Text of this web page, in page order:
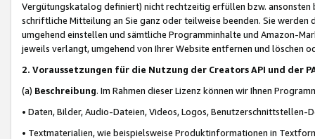
Vergütungskatalog definiert) nicht rechtzeitig erfüllen bzw. ansonsten
schriftliche Mitteilung an Sie ganz oder teilweise beenden. Sie werden
umgehend einstellen und sämtliche Programminhalte und Amazon-
jeweils verlangt, umgehend von Ihrer Website entfernen und löschen
2. Voraussetzungen für die Nutzung der Creators API und der
(a) Beschreibung. Im Rahmen dieser Lizenz können wir Ihnen
• Daten, Bilder, Audio-Dateien, Videos, Logos, Benutzerschnittstellen-
• Textmaterialien, wie beispielsweise Produktinformationen in